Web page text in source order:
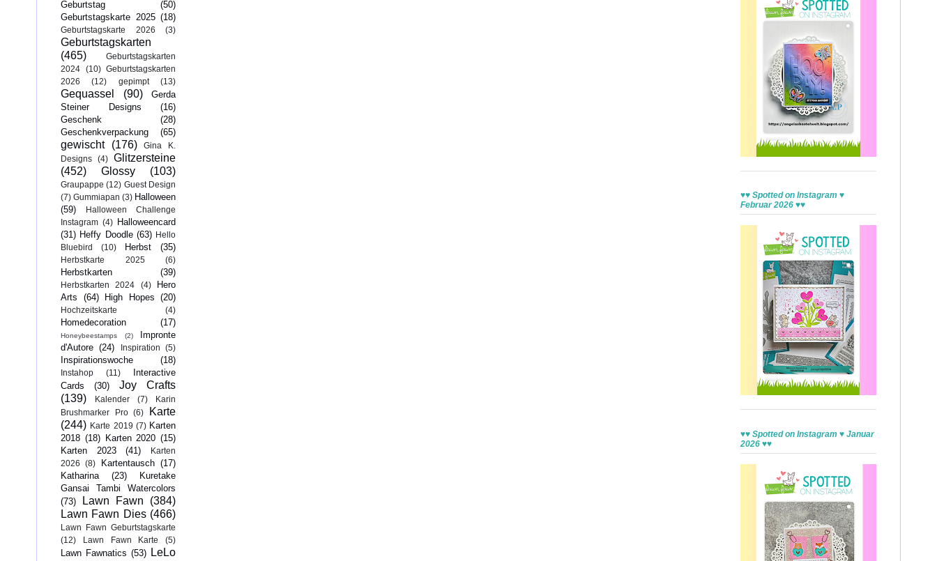
Geburtstag
(50)
Geburtstagskarte 2025 (18)
Geburtstagskarte 2026 (3)
Geburtstagskarten
(465)
Geburtstagskarten
2024
(10) Geburtstagskarten
2026
(12) gepimpt (13)
Gequassel (90)
Gerda
Steiner Designs
(16)
Geschenk
(28)
Geschenkverpackung
(65)
gewischt (176)
Gina K.
Designs
(4)
Glitzersteine
(452)
Glossy (103)
Graupappe (12) Guest Design
(7) Gummiapan (3) Halloween
(59)
Halloween Challenge
Instagram (4) Halloweencard
(31) Heffy Doodle (63) Hello
Bluebird
(10) Herbst (35)
Herbstkarte 2025 (6)
Herbstkarten (39)
Herbstkarten 2024 (4)
Hero
Arts
(64) High Hopes (20)
Hochzeitskarte (4)
Homedecoration (17)
Honeybeestamps (2)
Impronte
d'Autore (24) Inspiration (5)
Inspirationswoche (18)
Instahop (11)
Interactive
Cards
(30)
Joy Crafts
(139)
Kalender (7)
Karin
Brushmarker Pro (6)
Karte
(244) Karte 2019 (7) Karten
2018 (18) Karten 2020 (15)
Karten 2023
(41)
Karten
2026
(8) Kartentausch (17)
Katharina
(23)
Kuretake
Gansai Tambi Watercolors
(73)
Lawn Fawn
(384)
Lawn Fawn Dies (466)
Lawn Fawn Geburtstagskarte
(12)
Lawn Fawn Karte (5)
Lawn Fawnatics (53) LeLo
♥♥ Spotted on Instagram ♥
Februar 2026 ♥♥
♥♥ Spotted on Instagram ♥ Januar
2026 ♥♥